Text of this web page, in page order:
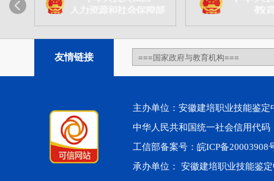
友情链接
主办单位：安徽建培职业技能鉴
中华人民共和国统一社会信用代
工信部备案号： 皖ICP备20003908
承办单位： 安徽建培职业技能鉴